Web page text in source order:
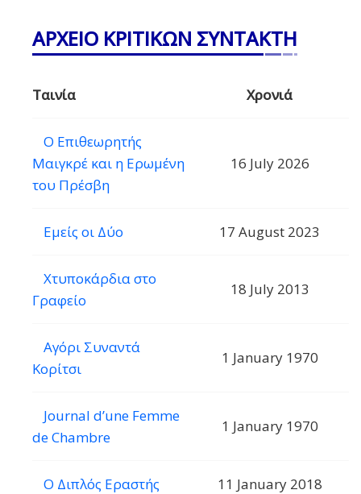
ΑΡΧΕΙΟ ΚΡΙΤΙΚΩΝ ΣΥΝΤΑΚΤΗ
Ταινία Χρονιά
Ο Επιθεωρητής
Μαιγκρέ και η Ερωμένη
του Πρέσβη
16 July 2026
Εμείς οι Δύο 17 August 2023
Χτυποκάρδια στο
Γραφείο
18 July 2013
Αγόρι Συναντά
Κορίτσι
1 January 1970
Journal d’une Femme
de Chambre
1 January 1970
Ο Διπλός Εραστής 11 January 2018